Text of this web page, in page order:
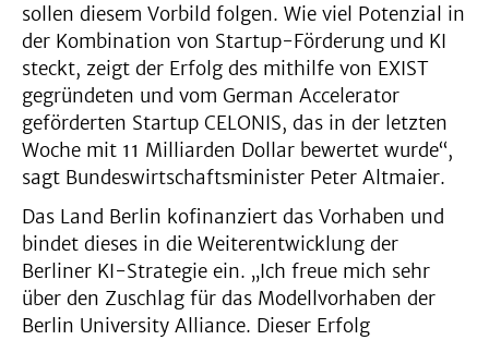
sollen diesem Vorbild folgen. Wie viel Potenzial in
der Kombination von Startup-Förderung und KI
steckt, zeigt der Erfolg des mithilfe von EXIST
gegründeten und vom German Accelerator
geförderten Startup CELONIS, das in der letzten
Woche mit 11 Milliarden Dollar bewertet wurde“,
sagt Bundeswirtschaftsminister Peter Altmaier.
Das Land Berlin kofinanziert das Vorhaben und
bindet dieses in die Weiterentwicklung der
Berliner KI-Strategie ein. „Ich freue mich sehr
über den Zuschlag für das Modellvorhaben der
Berlin University Alliance. Dieser Erfolg